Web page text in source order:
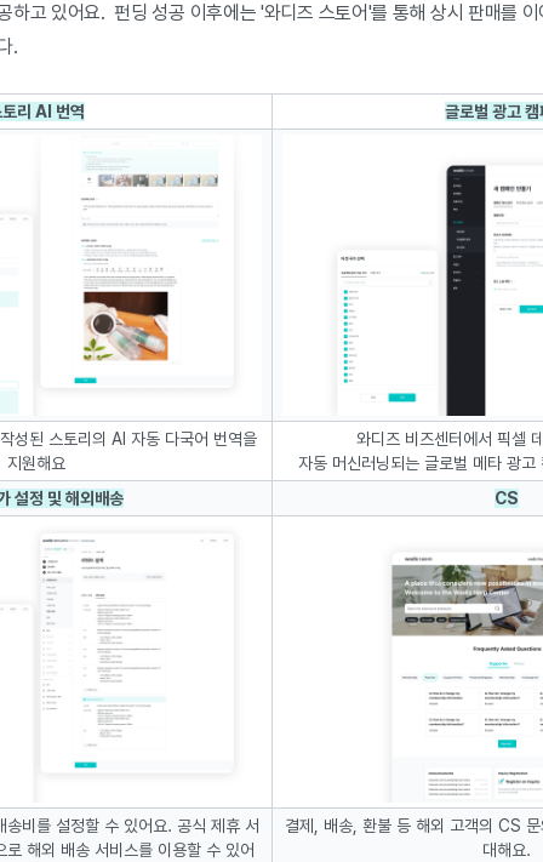
하고 있어요. 펀딩 성공 이후에는 '와디즈 스토어'를 통해 상시 판매를
.
리 AI 번역 글로벌 광고 캠
성된 스토리의 AI 자동 다국어 번역을
지원해요
와디즈 비즈센터에서 픽셀
자동 머신러닝되는 글로벌 메타 광
설정 및 해외배송
CS
비를 설정할 수 있어요. 공식 제휴 서
해외 배송 서비스를 이용할 수 있어
결제, 배송, 환불 등 해외 고객의 CS
대해요.